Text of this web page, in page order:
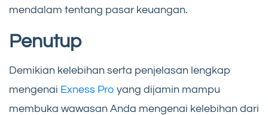
mendalam tentang pasar keuangan.
Penutup
Demikian kelebihan serta penjelasan lengkap
mengenai Exness Pro yang dijamin mampu
membuka wawasan Anda mengenai kelebihan dari